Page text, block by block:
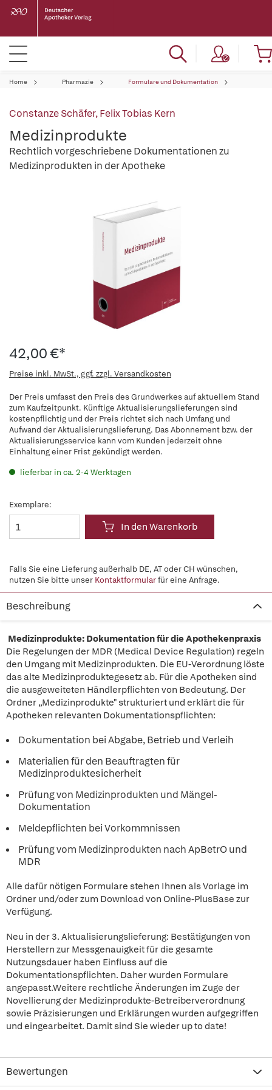
Home Pharmazie Formulare und Dokumentation
Constanze Schäfer,Felix Tobias Kern
Medizinprodukte
Rechtlich vorgeschriebene Dokumentationen zu
Medizinprodukten in der Apotheke
42,00 €*
Preise inkl. MwSt., ggf. zzgl. Versandkosten
Der Preis umfasst den Preis des Grundwerkes auf aktuellem Stand
zum Kaufzeitpunkt. Künftige Aktualisierungslieferungen sind
kostenpflichtig und der Preis richtet sich nach Umfang und
Aufwand der Aktualisierungslieferung. Das Abonnement bzw. der
Aktualisierungsservice kann vom Kunden jederzeit ohne
Einhaltung einer Frist gekündigt werden.
lieferbar in ca. 2-4 Werktagen
Exemplare:
In den Warenkorb
Falls Sie eine Lieferung außerhalb DE, AT oder CH wünschen,
nutzen Sie bitte unser Kontaktformularfür eine Anfrage.
Beschreibung
Medizinprodukte: Dokumentation für die Apothekenpraxis
Die Regelungen der MDR (Medical Device Regulation) regeln
den Umgang mit Medizinprodukten. Die EU-Verordnung löste
das alte Medizinproduktegesetz ab. Für die Apotheken sind
die ausgeweiteten Händlerpflichten von Bedeutung. Der
Ordner „Medizinprodukte" strukturiert und erklärt die für
Apotheken relevanten Dokumentationspflichten:
Dokumentation bei Abgabe, Betrieb und Verleih
Materialien für den Beauftragten für
Medizinproduktesicherheit
Prüfung von Medizinprodukten und Mängel-
Dokumentation
Meldepflichten bei Vorkommnissen
Prüfung vom Medizinprodukten nach ApBetrO und
MDR
Alle dafür nötigen Formulare stehen Ihnen als Vorlage im
Ordner und/oder zum Download von Online-PlusBase zur
Verfügung.
Neu in der 3. Aktualisierungslieferung: Bestätigungen von
Herstellern zur Messgenauigkeit für die gesamte
Nutzungsdauer haben Einfluss auf die
Dokumentationspflichten. Daher wurden Formulare
angepasst.Weitere rechtliche Änderungen im Zuge der
Novellierung der Medizinprodukte-Betreiberverordnung
sowie Präzisierungen und Erklärungen wurden aufgegriffen
und eingearbeitet. Damit sind Sie wieder up to date!
Bewertungen